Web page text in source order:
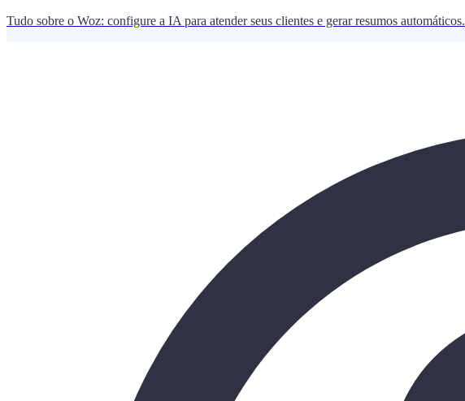
Tudo sobre o Woz: configure a IA para atender seus clientes e gerar resumos automáticos.